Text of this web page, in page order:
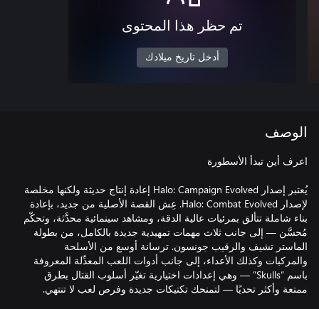
تم حظر هذا المحتوى
أدخل تاريخ ميلادك
الوصف
يُعتبر إصدار Halo: Campaign Evolved إعادة إنتاج حديثة ولكنها مخلصة
لإصدار Halo: Combat Evolved. عِش القصة الأصلية من جديد، بإعادة
بناء شاملة تتألق بمرئيات عالية الدقة، ومشاهد سينمائية محدَّثة، وتحكّم
مُحسَّن — إلى جانب ثلاث مهمات تمهيدية جديدة بالكامل، من بطولة
الماستر تشيف والرقيب جونسون. ترسانة أوسع من الأسلحة
والمركبات وكذلك الأعداء، إلى جانب أدوات اللعب المعدِّلة المعروفة
باسم “Skulls” — وهي إعدادات اختيارية تغيّر أسلوب القتال بطرق